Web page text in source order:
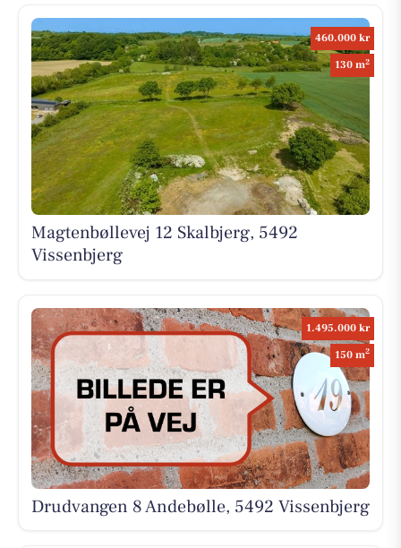
460.000 kr
130 m2
Magtenbøllevej 12 Skalbjerg, 5492
Vissenbjerg
1.495.000 kr
150 m2
Drudvangen 8 Andebølle, 5492 Vissenbjerg